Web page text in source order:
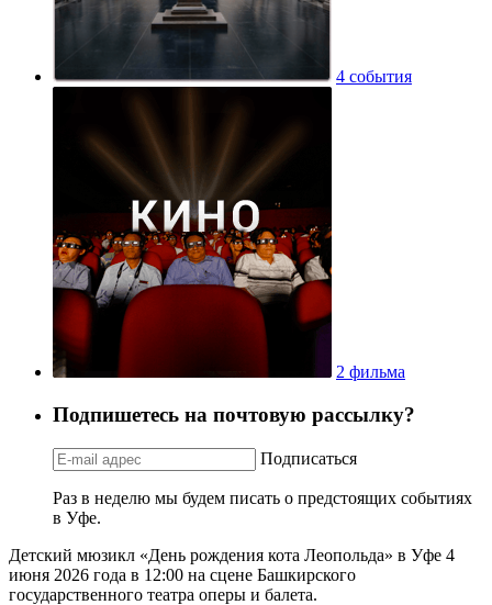
4 события
2 фильма
Подпишетесь на почтовую рассылку?
Подписаться
Раз в неделю мы будем писать о предстоящих событиях
в Уфе.
Детский мюзикл «День рождения кота Леопольда» в Уфе 4
июня 2026 года в 12:00 на сцене Башкирского
государственного театра оперы и балета.